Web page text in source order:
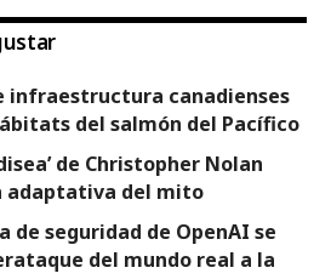
infraestructura canadienses
del salmón del Pacífico
de Christopher Nolan
adaptativa del mito
de seguridad de OpenAI se
del mundo real a la